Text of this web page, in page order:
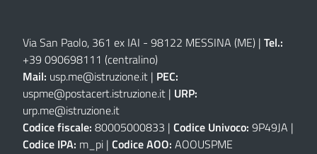
Via San Paolo, 361 ex IAI - 98122 MESSINA (ME) | Tel.:
+39 090698111 (centralino)
Mail: usp.me@istruzione.it | PEC:
uspme@postacert.istruzione.it | URP:
urp.me@istruzione.it
Codice fiscale: 80005000833 | Codice Univoco: 9P49JA |
Codice IPA: m_pi | Codice AOO: AOOUSPME